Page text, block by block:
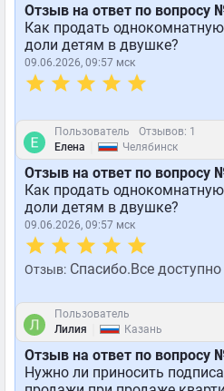
Отзыв на ответ по вопросу
Как продать
доли детям в двушке?
09.06.2026, 09:57 мск
Пользователь
Отзывов: 1
Елена
Челябинск
Отзыв на ответ по вопросу
Как продать
доли детям в двушке?
09.06.2026, 09:57 мск
Отзыв: Спасибо.Все
Пользователь
Лилия
Казань
Отзыв на ответ по вопросу
Нужно ли приносить